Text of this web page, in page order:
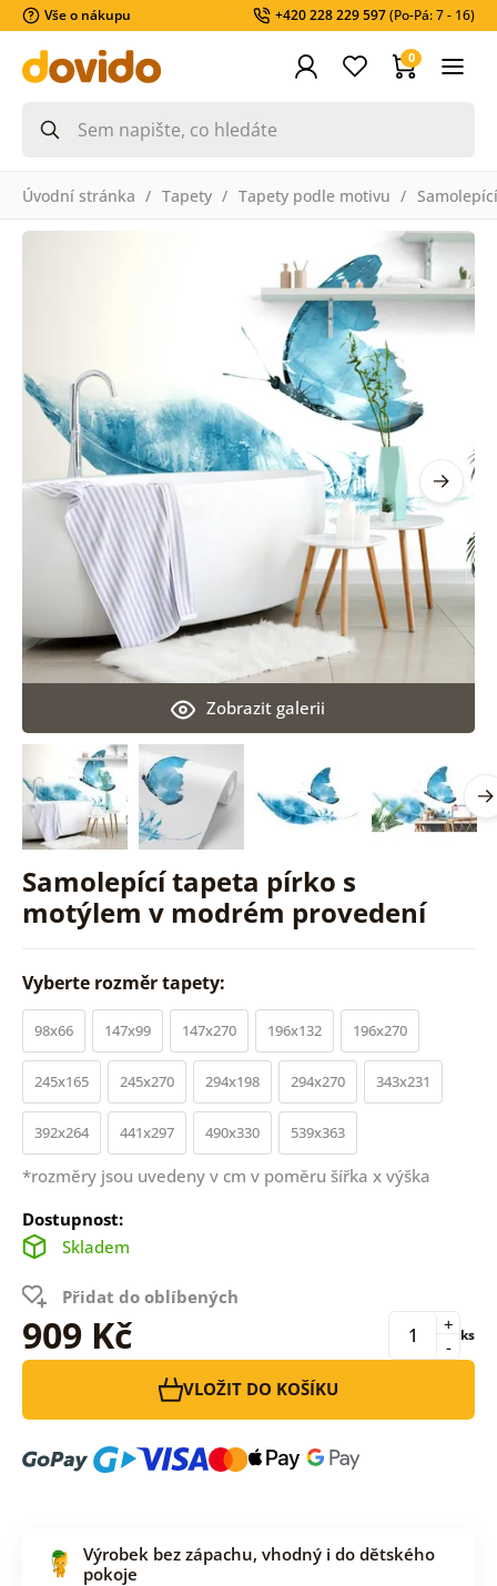
Vše o nákupu +420 228 229 597(Po-Pá: 7 - 16)
0
Úvodní stránka Tapety Tapety podle motivu
Samolepící tapeta pírko s
motýlem v modrém provedení
Zobrazit galerii
Vyberte rozměr tapety:
98x66 147x99 147x270 196x132 196x270
245x165 245x270 294x198 294x270 343x231
392x264 441x297 490x330 539x363
*rozměry jsou uvedeny v cm v poměru šířka x výška
Dostupnost:
Skladem
Přidat do oblíbených
909 Kč -
+ ks
VLOŽIT DO KOŠÍKU
Výrobek bez zápachu, vhodný i do dětského
pokoje